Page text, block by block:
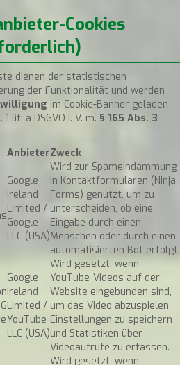
Cookies
dienen der statistischen
der Funktionalität und werden
im Cookie-Banner geladen
lit. a DSGVO i. V. m. § 165 Abs. 3
AnbieterZweck
Google
Ireland
Limited /
Google
LLC (USA)
Wird zur Spameindämmung
in Kontaktformularen (Ninja
Forms) genutzt, um zu
unterscheiden, ob eine
Eingabe durch einen
Menschen oder durch einen
automatisierten Bot erfolgt.
Google
Ireland
Limited /
YouTube
LLC (USA)
Wird gesetzt, wenn
YouTube-Videos auf der
Website eingebunden sind,
um das Video abzuspielen,
Einstellungen zu speichern
und Statistiken über
Videoaufrufe zu erfassen.
Wird gesetzt, wenn